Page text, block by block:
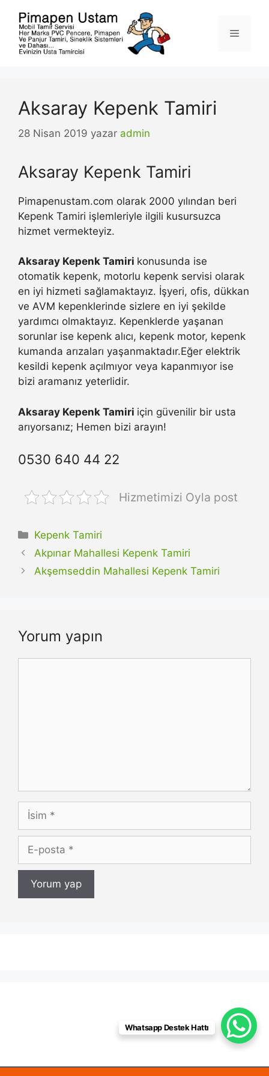
Menü
Aksaray Kepenk Tamiri
28 Nisan 2019 yazar admin
Aksaray Kepenk Tamiri
Pimapenustam.com olarak 2000 yılından beri
Kepenk Tamiri işlemleriyle ilgili kusursuzca
hizmet vermekteyiz.
Aksaray Kepenk Tamiri konusunda ise
otomatik kepenk, motorlu kepenk servisi olarak
en iyi hizmeti sağlamaktayız. İşyeri, ofis, dükkan
ve AVM kepenklerinde sizlere en iyi şekilde
yardımcı olmaktayız. Kepenklerde yaşanan
sorunlar ise kepenk alıcı, kepenk motor, kepenk
kumanda arızaları yaşanmaktadır.Eğer elektrik
kesildi kepenk açılmıyor veya kapanmıyor ise
bizi aramanız yeterlidir.
Aksaray Kepenk Tamiri için güvenilir bir usta
arıyorsanız; Hemen bizi arayın!
0530 640 44 22
Hizmetimizi Oyla post
Kategoriler
Kepenk Tamiri
Akpınar Mahallesi Kepenk Tamiri
Akşemseddin Mahallesi Kepenk Tamiri
Yorum yapın
İsim
posta
Whatsapp Destek Hattı